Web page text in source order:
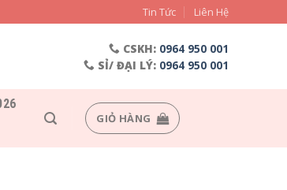
Tin Tức Liên Hệ
CSKH: 0964 950 001
SỈ/ ĐẠI LÝ: 0964 950 001
GIỎ HÀNG